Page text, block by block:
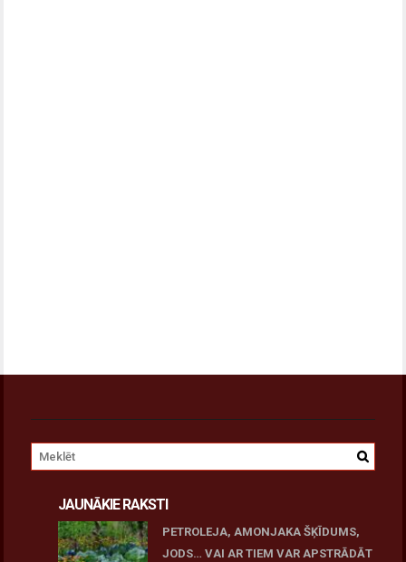
JAUNĀKIE RAKSTI
PETROLEJA, AMONJAKA ŠĶĪDUMS,
JODS… VAI AR TIEM VAR APSTRĀDĀT